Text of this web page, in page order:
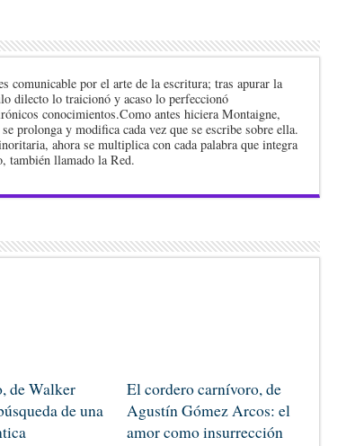
comunicable por el arte de la escritura; tras apurar la
dilecto lo traicionó y acaso lo perfeccionó
conocimientos.Como antes hiciera Montaigne,
prolonga y modifica cada vez que se escribe sobre ella.
ahora se multiplica con cada palabra que integra
también llamado la Red.
de Walker
de una
El cordero carnívoro, de
Agustín Gómez Arcos: el
amor como insurrección